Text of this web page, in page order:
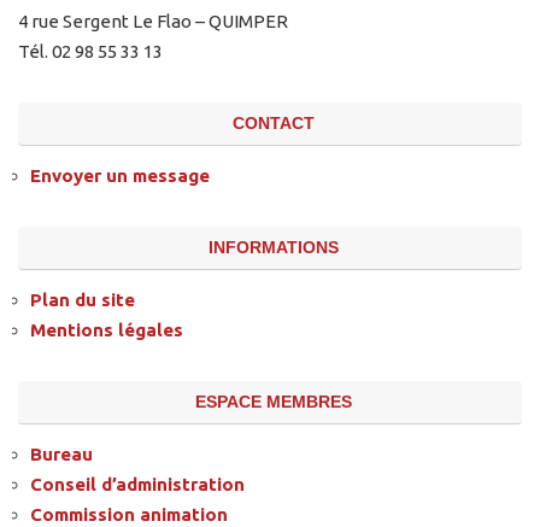
4 rue Sergent Le Flao – QUIMPER
Tél. 02 98 55 33 13
CONTACT
Envoyer un message
INFORMATIONS
Plan du site
Mentions légales
ESPACE MEMBRES
Bureau
Conseil d’administration
Commission animation